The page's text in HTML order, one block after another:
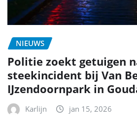
NIEUWS
Politie zoekt getuigen
steekincident bij Van
IJzendoornpark in
Karlijn jan 15, 2026